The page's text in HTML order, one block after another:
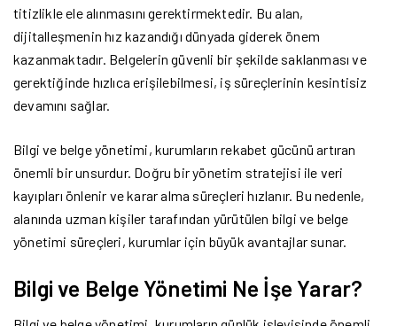
titizlikle ele alınmasını gerektirmektedir. Bu alan,
dijitalleşmenin hız kazandığı dünyada giderek önem
kazanmaktadır. Belgelerin güvenli bir şekilde saklanması ve
gerektiğinde hızlıca erişilebilmesi, iş süreçlerinin kesintisiz
devamını sağlar.
Bilgi ve belge yönetimi, kurumların rekabet gücünü artıran
önemli bir unsurdur. Doğru bir yönetim stratejisi ile veri
kayıpları önlenir ve karar alma süreçleri hızlanır. Bu nedenle,
alanında uzman kişiler tarafından yürütülen bilgi ve belge
yönetimi süreçleri, kurumlar için büyük avantajlar sunar.
Bilgi ve Belge Yönetimi Ne İşe Yarar?